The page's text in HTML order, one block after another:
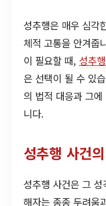
성추행은 매우 심각
체적 고통을 안겨줍
이 필요할 때, 성추
은 선택이 될 수 있
의 법적 대응과 그
니다.
성추행 사건
성추행 사건은 그
해자는 종종 두려움